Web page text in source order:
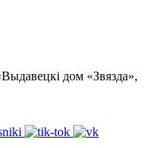
дом «Звязда»,